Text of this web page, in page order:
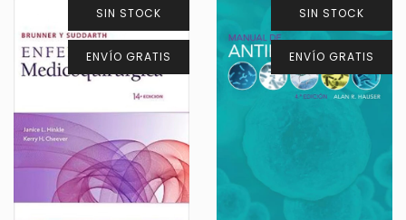
SIN STOCK
ENVÍO GRATIS
SIN STOCK
ENVÍO GRATIS